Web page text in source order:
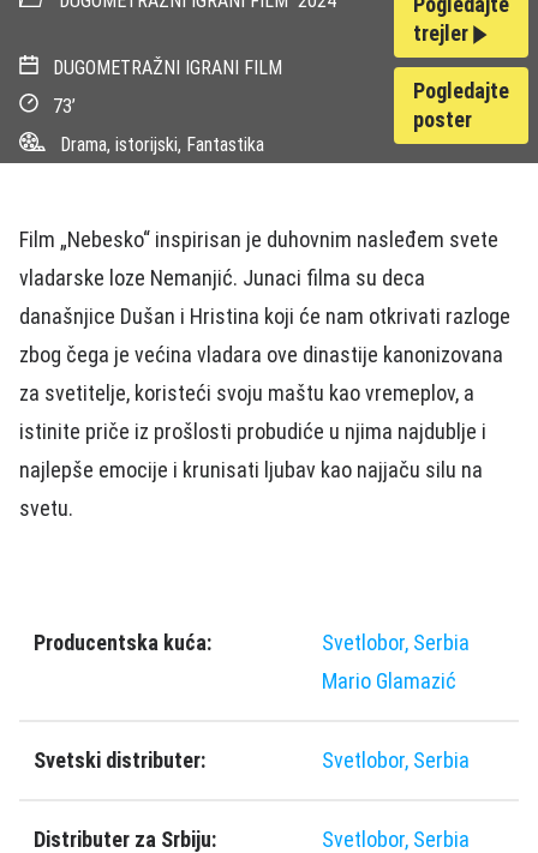
DUGOMETRAŽNI IGRANI FILM
73’
Drama, istorijski, Fantastika
trejler
Pogledajte
poster
Film „Nebesko“ inspirisan je duhovnim nasleđem svete
vladarske loze Nemanjić. Junaci filma su deca
današnjice Dušan i Hristina koji će nam otkrivati razloge
zbog čega je većina vladara ove dinastije kanonizovana
za svetitelje, koristeći svoju maštu kao vremeplov, a
istinite priče iz prošlosti probudiće u njima najdublje i
najlepše emocije i krunisati ljubav kao najjaču silu na
svetu.
Producentska kuća:
Svetlobor, Serbia
Mario Glamazić
Svetski distributer: Svetlobor, Serbia
Distributer za Srbiju: Svetlobor, Serbia